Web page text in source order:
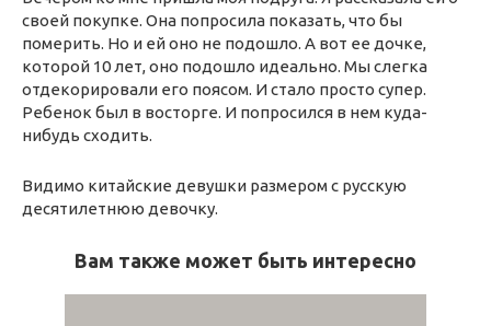
своей покупке. Она попросила показать, что бы
померить. Но и ей оно не подошло. А вот ее дочке,
которой 10 лет, оно подошло идеально. Мы слегка
отдекорировали его поясом. И стало просто супер.
Ребенок был в восторге. И попросился в нем куда-
нибудь сходить.
Видимо китайские девушки размером с русскую
десятилетнюю девочку.
Вам также может быть интересно